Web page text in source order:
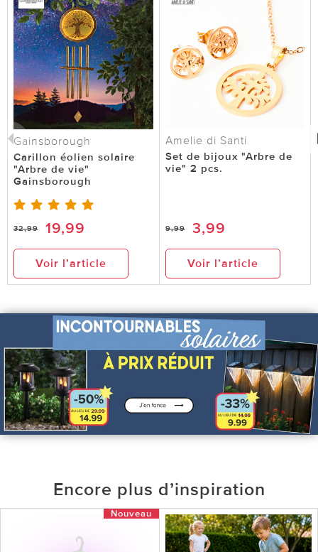
Gainsborough
Carillon éolien solaire
"Arbre de vie"
Gainsborough
32,99 19,99
Voir l’article
Amelie di Santi
Set de bijoux "Arbre de
vie" 2 pcs.
9,99 3,99
Voir l’article
Encore plus d’inspiration
Nouveau